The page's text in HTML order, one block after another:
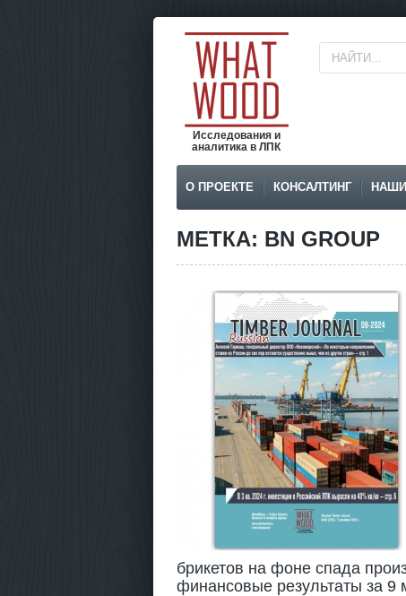
Исследования и
аналитика в ЛПК
О ПРОЕКТЕ КОНСАЛТИНГ
МЕТКА: BN GROUP
брикетов на фоне спада
финансовые результаты за 9